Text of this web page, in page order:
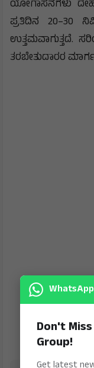
ಯೋಗಾಸನಗಳು
ಪ್ರತಿದಿನ 20–30
ಉತ್ತಮವಾಗುತ್ತದೆ.
ತರಬೇತುದಾರರ
WhatsApp
Don't
Group!